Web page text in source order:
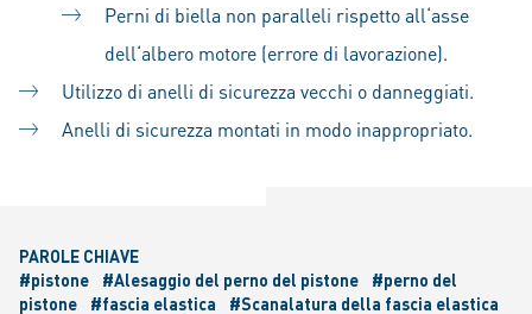
Perni di biella non paralleli rispetto all‘asse
dell‘albero motore (errore di lavorazione).
Utilizzo di anelli di sicurezza vecchi o danneggiati.
Anelli di sicurezza montati in modo inappropriato.
PAROLE CHIAVE
#pistone
#Alesaggio del perno del pistone
#perno del
pistone
#fascia elastica
#Scanalatura della fascia elastica